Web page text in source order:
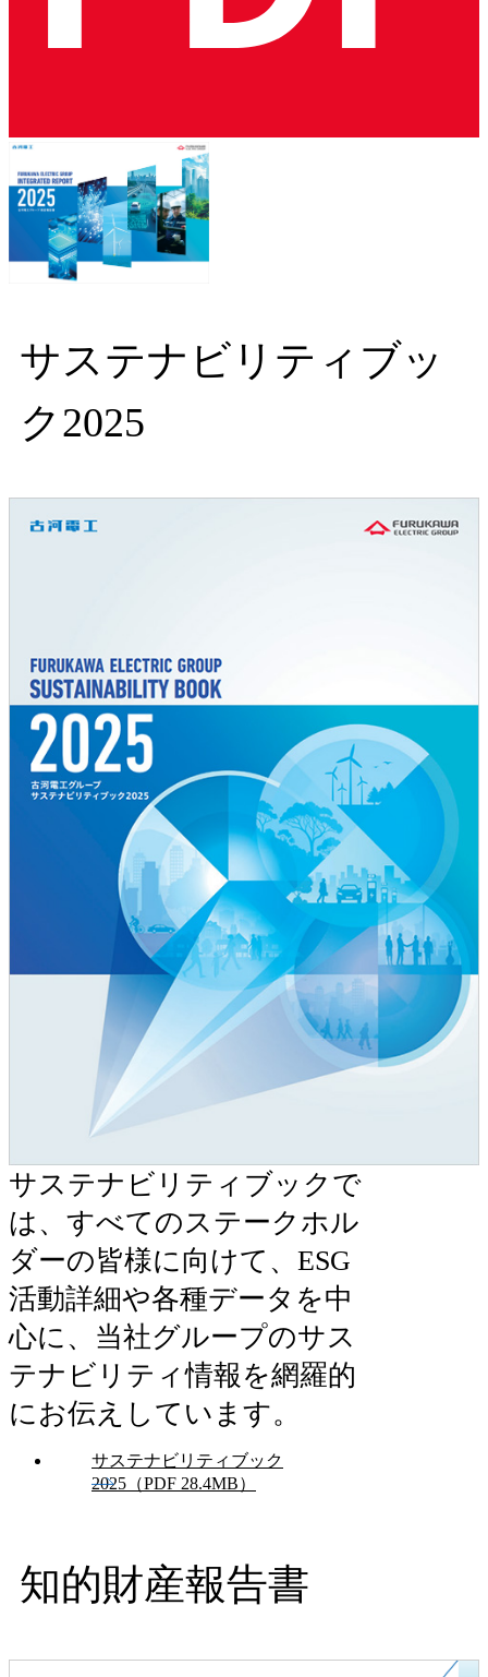
サステナビリティブッ
ク2025
サステナビリティブックで
は、すべてのステークホル
ダーの皆様に向けて、ESG
活動詳細や各種データを中
心に、当社グループのサス
テナビリティ情報を網羅的
にお伝えしています。
サステナビリティブック
2025（PDF 28.4MB）
知的財産報告書